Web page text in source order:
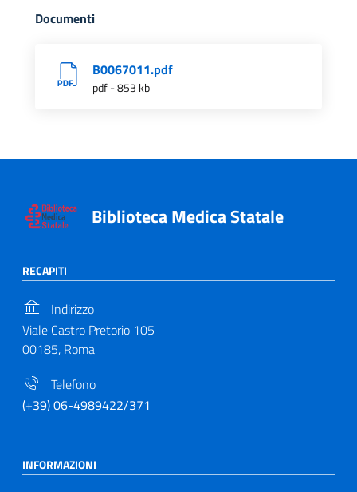
Documenti
B0067011.pdf
pdf - 853 kb
Biblioteca Medica Statale
RECAPITI
Indirizzo
Viale Castro Pretorio 105
00185, Roma
Telefono
(+39) 06-4989422/371
INFORMAZIONI